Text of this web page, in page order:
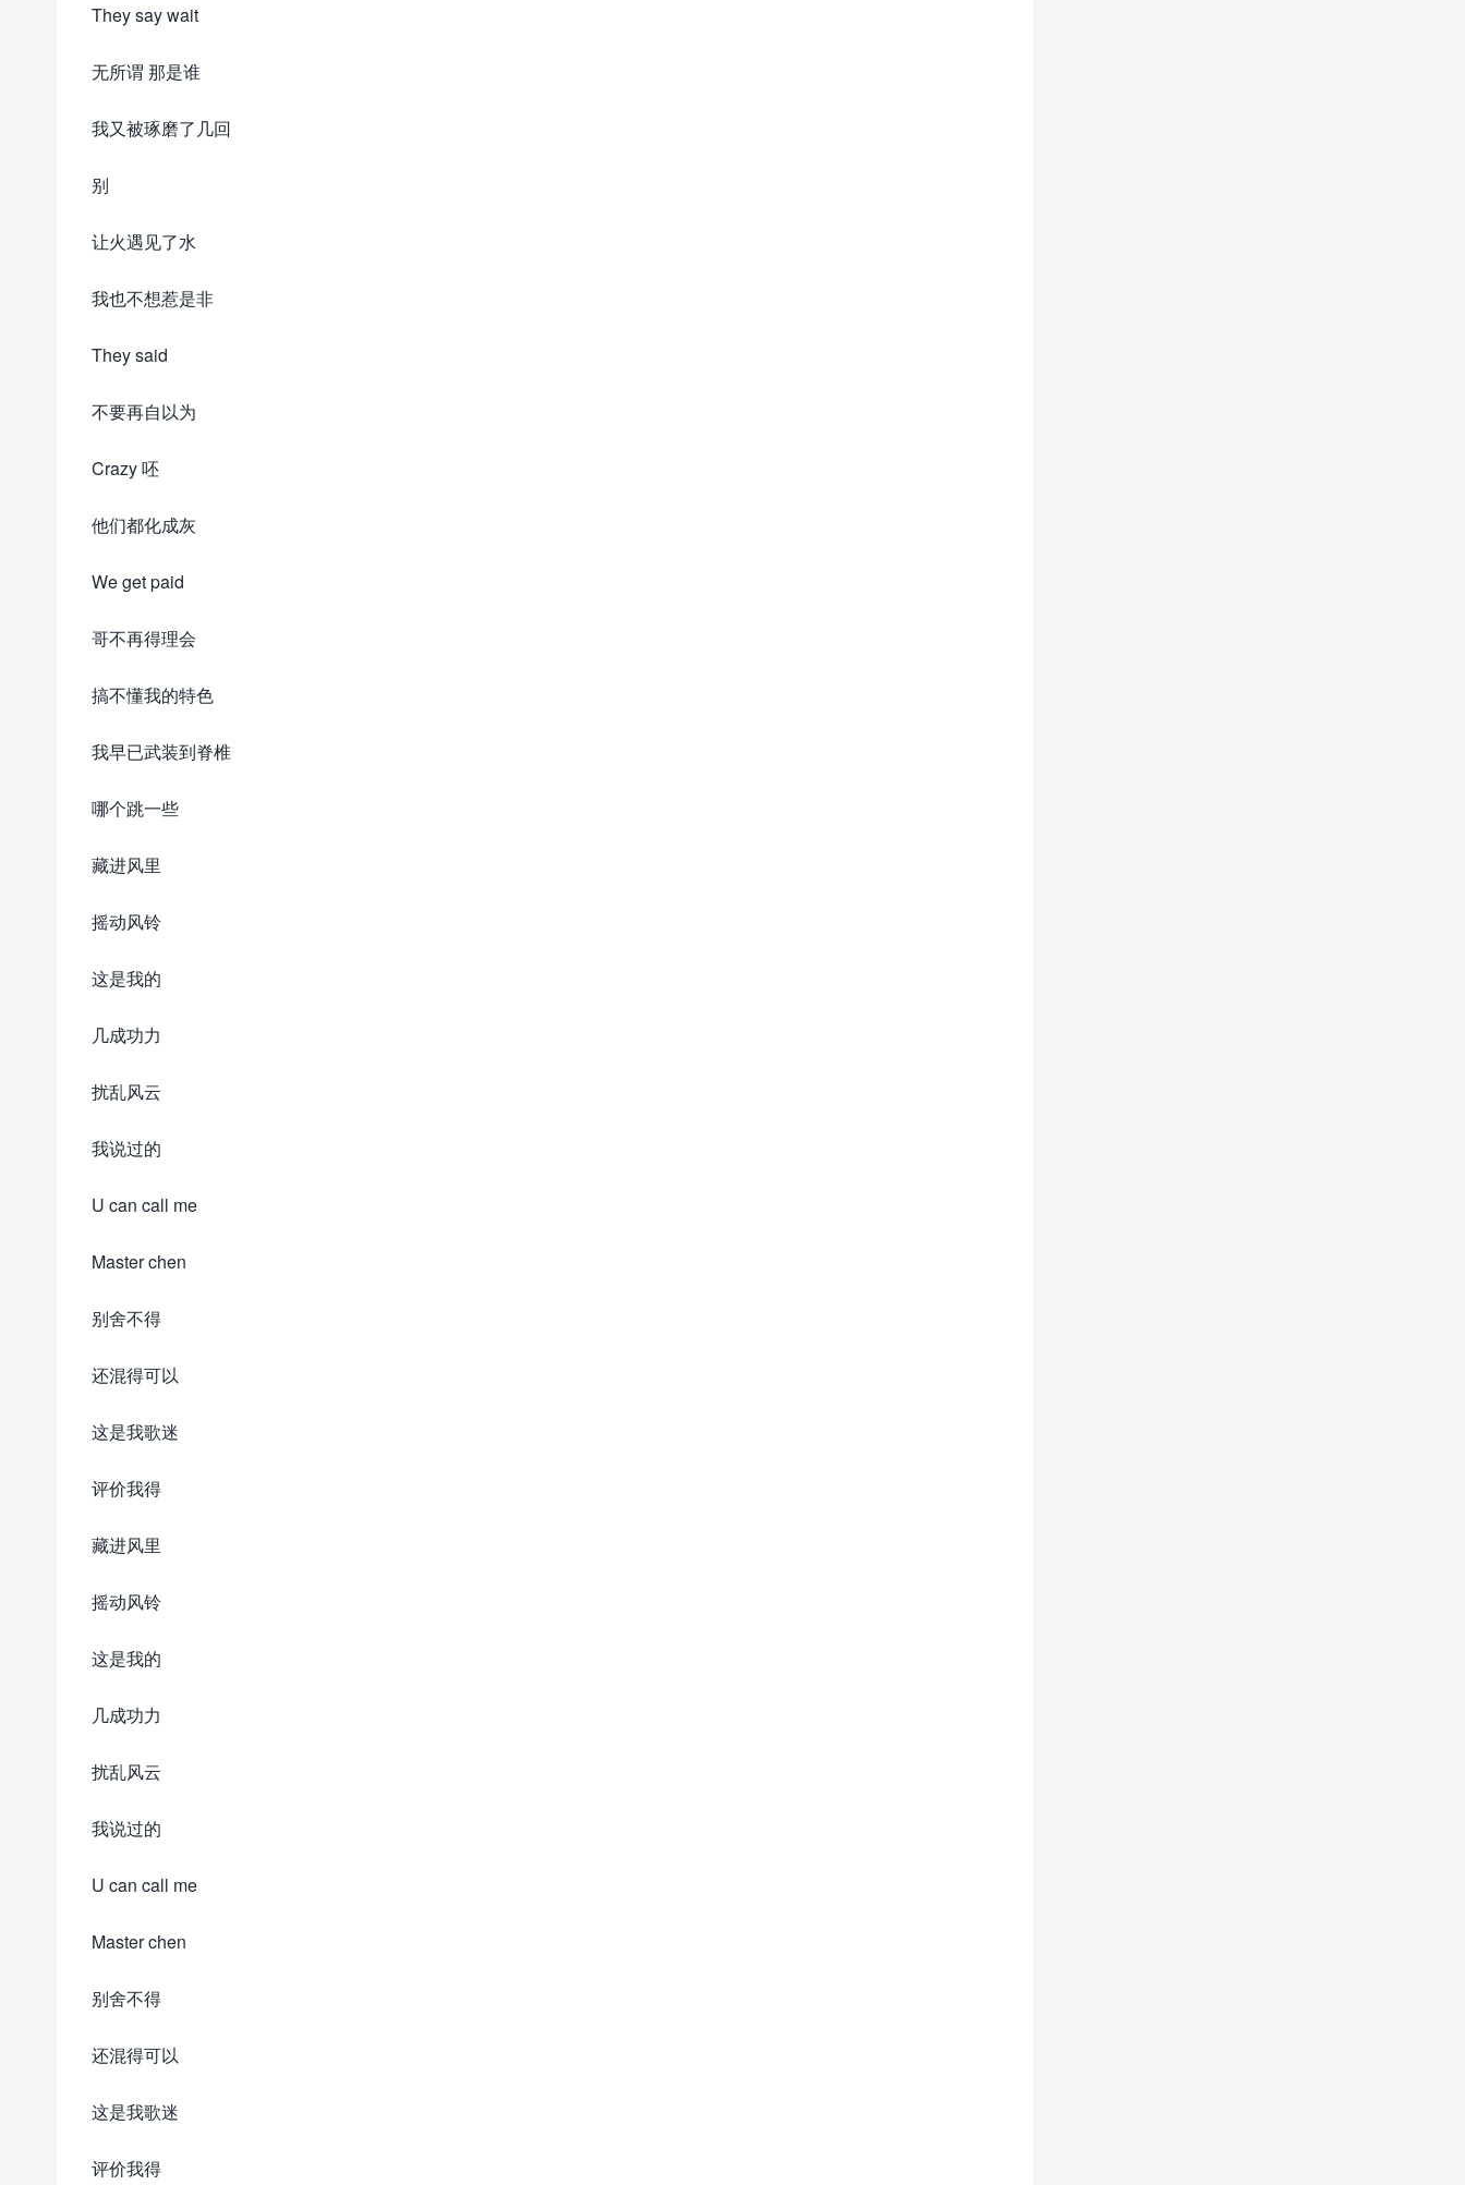
They say wait
无所谓 那是谁
我又被琢磨了几回
别
让火遇见了水
我也不想惹是非
They said
不要再自以为
Crazy 呸
他们都化成灰
We get paid
哥不再得理会
搞不懂我的特色
我早已武装到脊椎
哪个跳一些
藏进风里
摇动风铃
这是我的
几成功力
扰乱风云
我说过的
U can call me
Master chen
别舍不得
还混得可以
这是我歌迷
评价我得
藏进风里
摇动风铃
这是我的
几成功力
扰乱风云
我说过的
U can call me
Master chen
别舍不得
还混得可以
这是我歌迷
评价我得